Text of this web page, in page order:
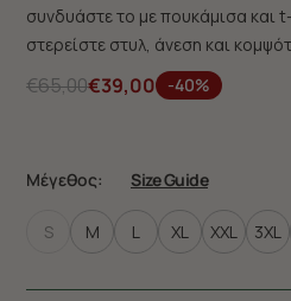
συνδυάστε το με πουκάμισα και
στερείστε στυλ, άνεση και
€65,00€39,00 -40%
Μέγεθος: Size Guide
S M L XL XXL 3XL